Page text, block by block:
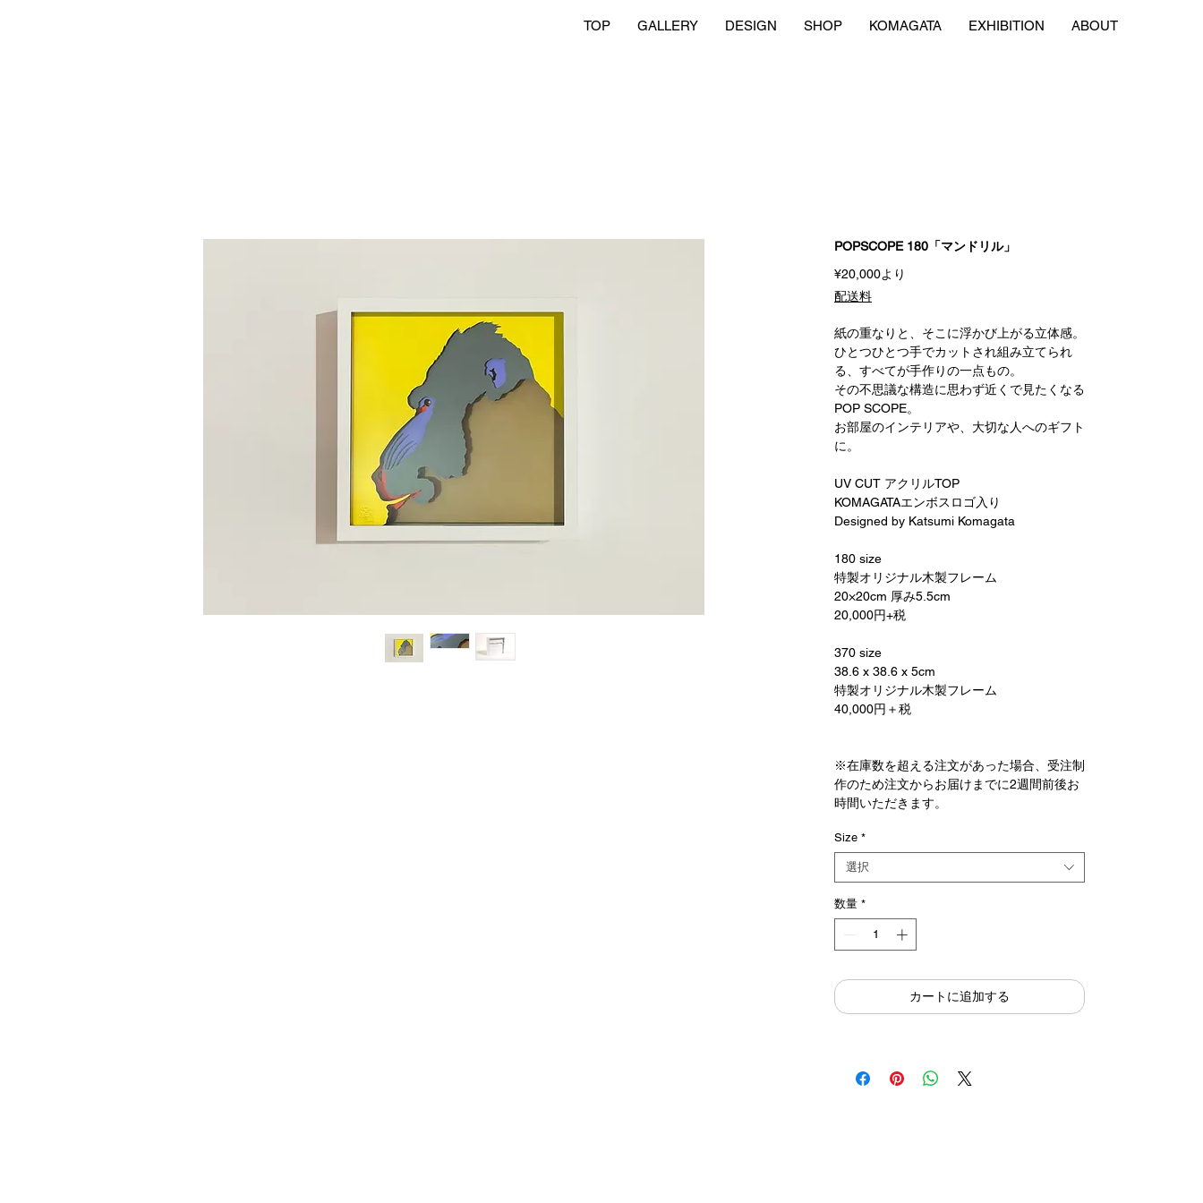
TOP GALLERY DESIGN SHOP KOMAGATA EXHIBITION ABOUT
POPSCOPE 180「マンドリル」
¥20,000より
格
配送料
紙の重なりと、そこに浮かび上がる立体感。
ひとつひとつ手でカットされ組み立てられ
る、すべてが手作りの一点もの。
その不思議な構造に思わず近くで見たくなる
POP SCOPE。
お部屋のインテリアや、大切な人へのギフト
に。
UV CUT アクリルTOP
KOMAGATAエンボスロゴ入り
Designed by Katsumi Komagata
180 size
特製オリジナル木製フレーム
20×20cm 厚み5.5cm
20,000円+税
370 size
38.6 x 38.6 x 5cm
特製オリジナル木製フレーム
40,000円＋税
※在庫数を超える注文があった場合、受注制
作のため注文からお届けまでに2週間前後お
時間いただきます。
Size *
選択
数量 *
カートに追加する